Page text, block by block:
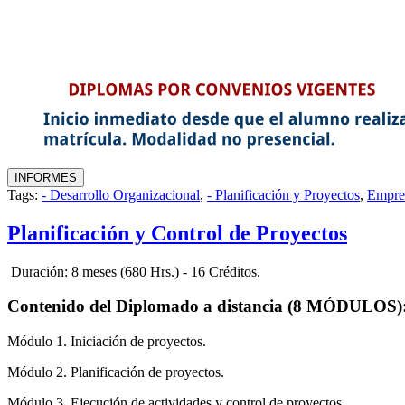
Tags: - Desarrollo Organizacional, - Planificación y Proyectos,
Planificación y Control de Proyectos
Duración: 8 meses (680 Hrs.) - 16 Créditos.
Contenido del Diplomado a distancia (8
Módulo 1. Iniciación de proyectos.
Módulo 2. Planificación de proyectos.